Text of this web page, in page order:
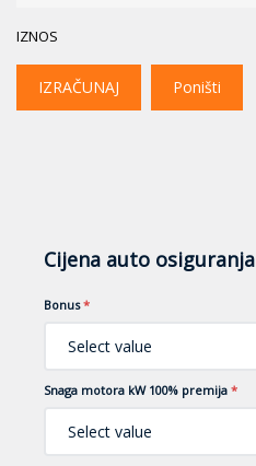
IZNOS
IZRAČUNAJ Poništi
Cijena auto osiguranja
Bonus *
Select value
Snaga motora kW 100% premija *
Select value